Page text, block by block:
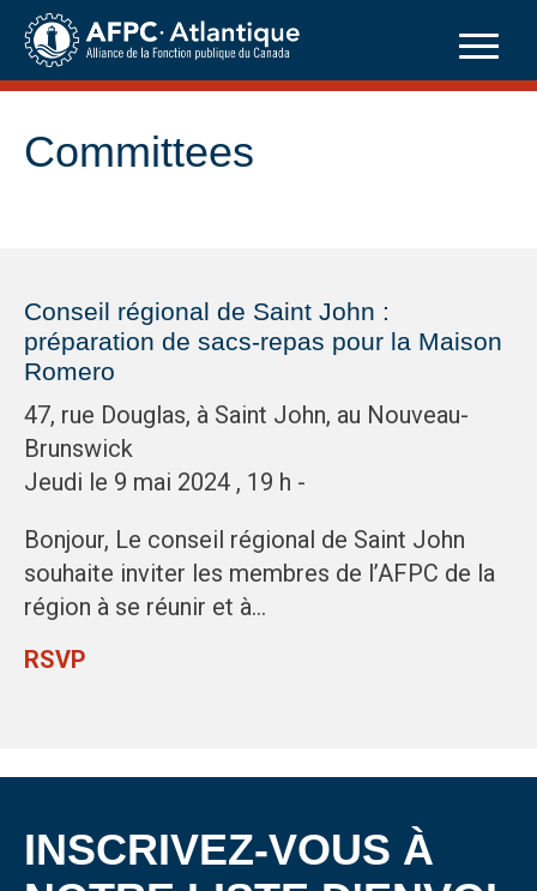
Skip
content
Committees
Conseil régional de Saint John :
préparation de sacs-repas pour la Maison
Romero
47, rue Douglas, à Saint John, au Nouveau-
Brunswick
Jeudi le 9 mai 2024 , 19 h -
Bonjour, Le conseil régional de Saint John
souhaite inviter les membres de l’AFPC de la
région à se réunir et à…
RSVP
INSCRIVEZ-VOUS À